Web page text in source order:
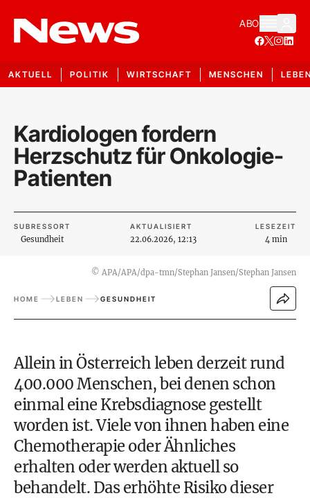
ABO
AKTUELL POLITIK WIRTSCHAFT MENSCHEN
Kardiologen fordern
Herzschutz für Onkologie-
Patienten
SUBRESSORT
Gesundheit
AKTUALISIERT
22.06.2026, 12:13
LESEZEIT
4 min
© APA/APA/dpa-tmn/Stephan Jansen/Stephan Jansen
HOME LEBEN GESUNDHEIT
Allein in Österreich leben derzeit rund
400.000 Menschen, bei denen schon
einmal eine Krebsdiagnose gestellt
worden ist. Viele von ihnen haben eine
Chemotherapie oder Ähnliches
erhalten oder werden aktuell so
behandelt. Das erhöhte Risiko dieser